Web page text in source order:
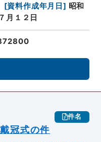
[資料作成年月日] 昭和
月１２日
件名
冠式の件